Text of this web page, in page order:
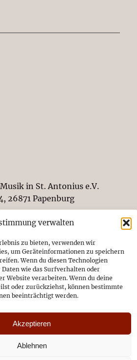
verwalten
zu bieten, verwenden wir
um Geräteinformationen zu speichern
Wenn du diesen Technologien
wie das Surfverhalten oder
Website verarbeiten. Wenn du deine
oder zurückziehst, können bestimmte
beeinträchtigt werden.
Akzeptieren
Ablehnen
in St. Antonius e.V.
26871 Papenburg
1091 0787 49
Nr. beim
VR201923
BESTIMMTES?